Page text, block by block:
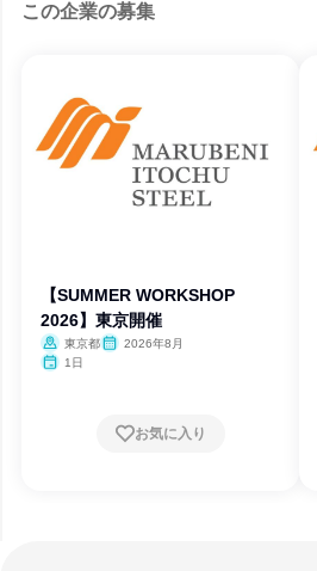
この企業の募集
【SUMMER WORKSHOP
2026】東京開催
東京都
2026年8月
1日
お気に入り